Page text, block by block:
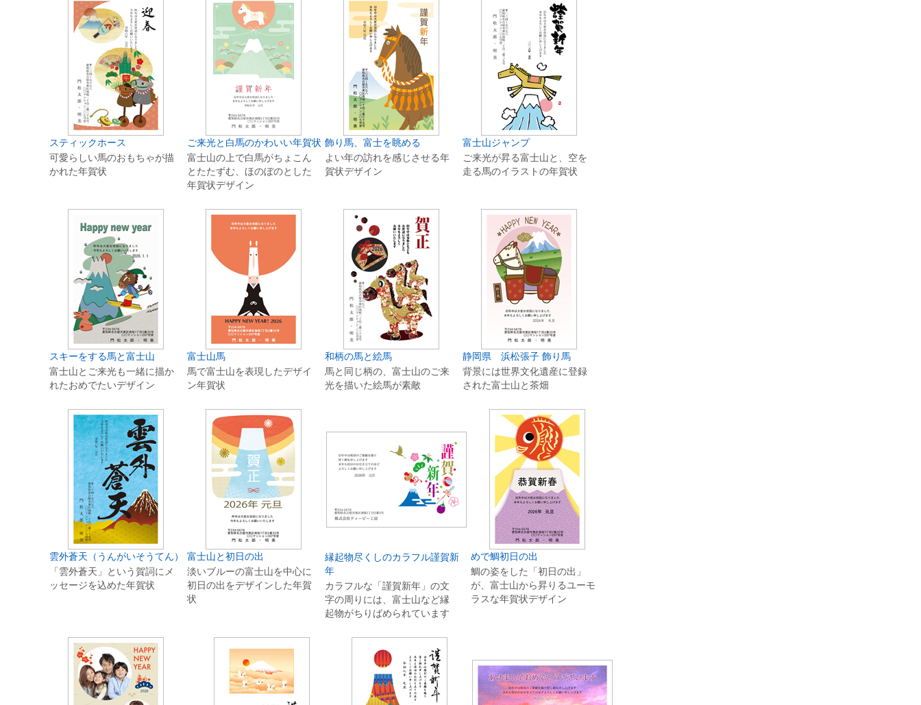
スティックホース
可愛らしい馬のおもちゃが描
かれた年賀状
ご来光と白馬のかわいい年賀状
富士山の上で白馬がちょこん
とたたずむ、ほのぼのとした
年賀状デザイン
飾り馬、富士を眺める
よい年の訪れを感じさせる年
賀状デザイン
富士山ジャンプ
ご来光が昇る富士山と、空を
走る馬のイラストの年賀状
スキーをする馬と富士山
富士山とご来光も一緒に描か
れたおめでたいデザイン
富士山馬
馬で富士山を表現したデザイ
ン年賀状
和柄の馬と絵馬
馬と同じ柄の、富士山のご来
光を描いた絵馬が素敵
静岡県 浜松張子 飾り馬
背景には世界文化遺産に登録
された富士山と茶畑
雲外蒼天（うんがいそうてん）
「雲外蒼天」という賀詞にメ
ッセージを込めた年賀状
富士山と初日の出
淡いブルーの富士山を中心に
初日の出をデザインした年賀
状
縁起物尽くしのカラフル謹賀新
年
カラフルな「謹賀新年」の文
字の周りには、富士山など縁
起物がちりばめられています
めで鯛初日の出
鯛の姿をした「初日の出」
が、富士山から昇りるユーモ
ラスな年賀状デザイン